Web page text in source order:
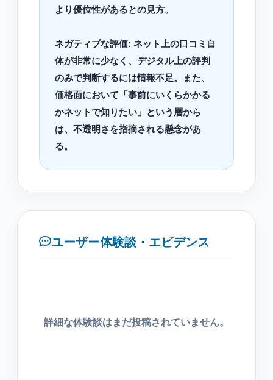
より優位性があるとの見方。
ネガティブな評価: ネット上の口コミ自
体が非常に少なく、デジタル上の評判
のみで判断するには情報不足。また、
価格面において「事前にいくらかかる
かネットで知りたい」という層から
は、不透明さを指摘される懸念があ
る。
ユーザー体験談・エビデンス
詳細な体験談はまだ投稿されていません。